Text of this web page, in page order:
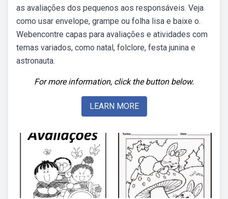
as avaliações dos pequenos aos responsáveis. Veja
como usar envelope, grampe ou folha lisa e baixe o.
Webencontre capas para avaliações e atividades com
temas variados, como natal, folclore, festa junina e
astronauta.
For more information, click the button below.
LEARN MORE